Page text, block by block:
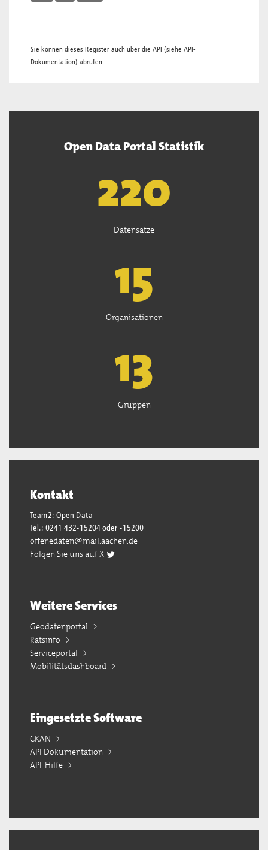
Sie können dieses Register auch über die API (siehe API-
Dokumentation) abrufen.
Open Data Portal Statistik
222
Datensätze
15
Organisationen
13
Gruppen
Kontakt
Team2: Open Data
Tel.: 0241 432-15204 oder -15200
offenedaten@mail.aachen.de
Folgen Sie uns auf X
Weitere Services
Geodatenportal
Ratsinfo
Serviceportal
Mobilitätsdashboard
Eingesetzte Software
CKAN
API Dokumentation
API-Hilfe